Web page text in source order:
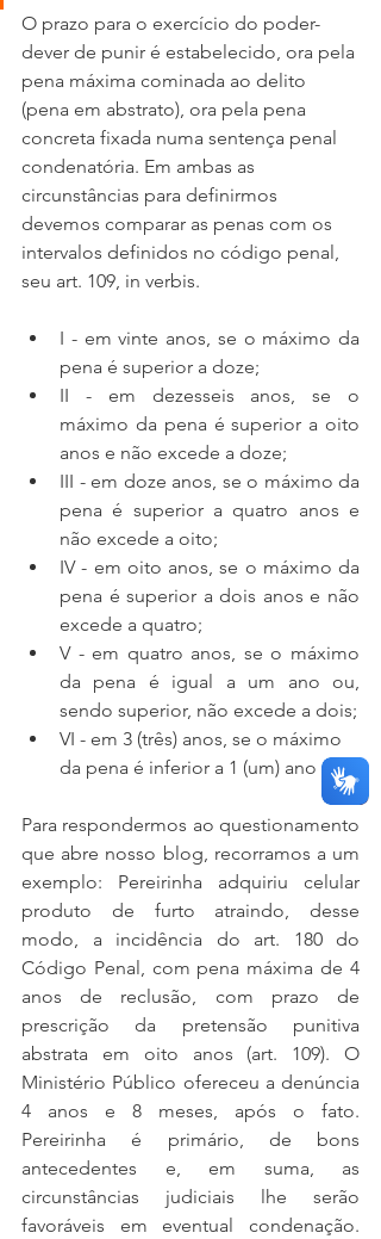
O prazo para o exercício do poder-
dever de punir é estabelecido, ora pela
pena máxima cominada ao delito
(pena em abstrato), ora pela pena
concreta fixada numa sentença penal
condenatória. Em ambas as
circunstâncias para definirmos
devemos comparar as penas com os
intervalos definidos no código penal,
seu art. 109, in verbis.
I - em vinte anos, se o máximo da
pena é superior a doze;
II - em dezesseis anos, se o
máximo da pena é superior a oito
anos e não excede a doze;
III - em doze anos, se o máximo da
pena é superior a quatro anos e
não excede a oito;
IV - em oito anos, se o máximo da
pena é superior a dois anos e não
excede a quatro;
V - em quatro anos, se o máximo
da pena é igual a um ano ou,
sendo superior, não excede a dois;
VI - em 3 (três) anos, se o máximo
da pena é inferior a 1 (um) ano
Para respondermos ao questionamento
que abre nosso blog, recorramos a um
exemplo: Pereirinha adquiriu celular
produto de furto atraindo, desse
modo, a incidência do art. 180 do
Código Penal, com pena máxima de 4
anos de reclusão, com prazo de
prescrição da pretensão punitiva
abstrata em oito anos (art. 109). O
Ministério Público ofereceu a denúncia
4 anos e 8 meses, após o fato.
Pereirinha é primário, de bons
antecedentes e, em suma, as
circunstâncias judiciais lhe serão
favoráveis em eventual condenação.